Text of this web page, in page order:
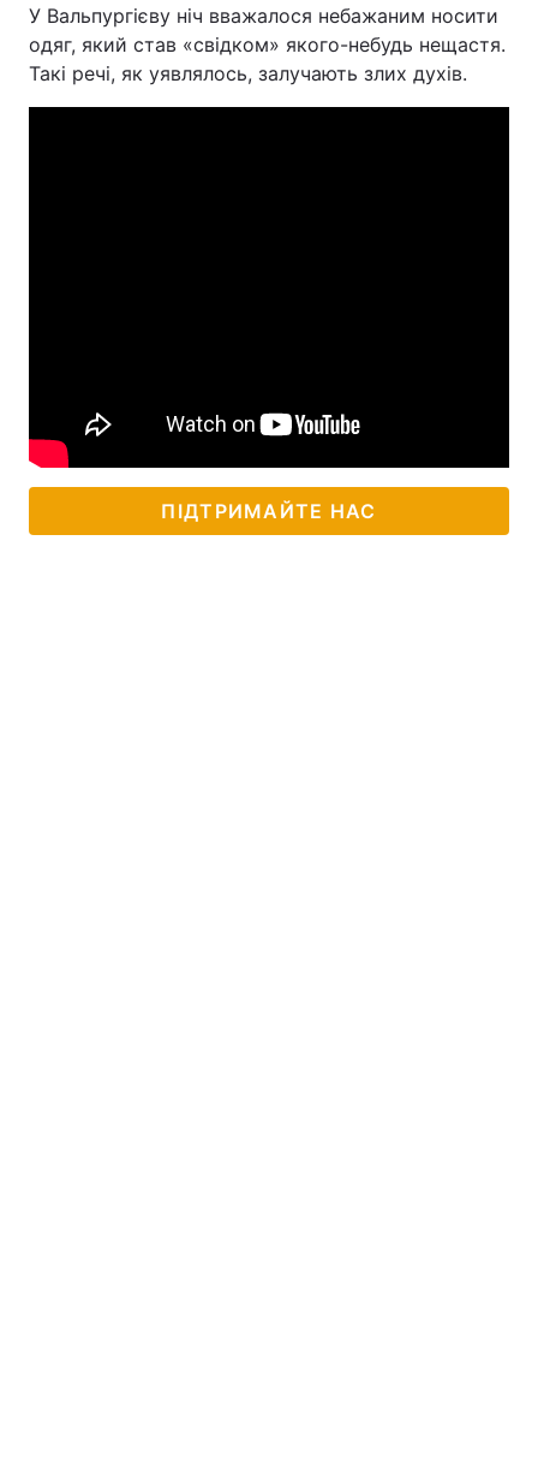
У Вальпургієву ніч вважалося небажаним носити
одяг, який став «свідком» якого-небудь нещастя.
Такі речі, як уявлялось, залучають злих духів.
ПІДТРИМАЙТЕ НАС